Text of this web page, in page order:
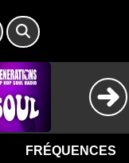
FRÉQUENCES